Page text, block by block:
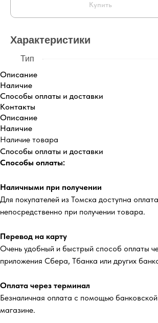
Купить
Характеристики
Тип
Описание
Наличие
Способы оплаты и доставки
Контакты
Описание
Наличие
Наличие товара
Способы оплаты и доставки
Способы оплаты:
Наличными при получении
Для покупателей из Томска доступна
непосредственно при получении товара.
Перевод на карту
Очень удобный и быстрый способ оплаты
приложения Сбера, Тбанка или других
Оплата через терминал
Безналичная оплата с помощью
магазине.